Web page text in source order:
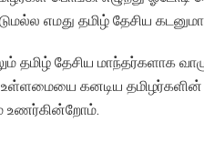
எமது தமிழ் தேசிய
தமிழ் தேசிய மாந்தர்களாக
உள்ளமையை கனடிய தமிழர்களின்
உணர்கின்றோம்.